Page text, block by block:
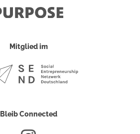
Mitglied im
Bleib Connected